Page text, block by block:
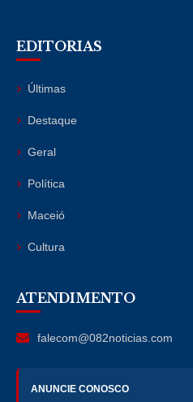
EDITORIAS
Últimas
Destaque
Geral
Política
Maceió
Cultura
ATENDIMENTO
falecom@082noticias.com
ANUNCIE CONOSCO